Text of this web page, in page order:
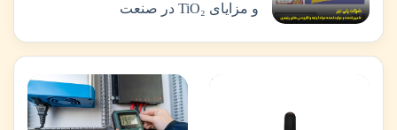
و مزایای TiO₂ در صنعت